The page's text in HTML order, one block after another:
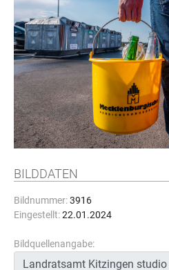
BILDDATEN
Bildnummer:3916
Eingestellt:22.01.2024
Bildquellenangabe: